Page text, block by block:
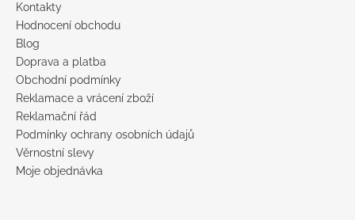
Kontakty
Hodnocení obchodu
Blog
Doprava a platba
Obchodní podmínky
Reklamace a vrácení zboží
Reklamační řád
Podmínky ochrany osobních údajů
Věrnostní slevy
Moje objednávka